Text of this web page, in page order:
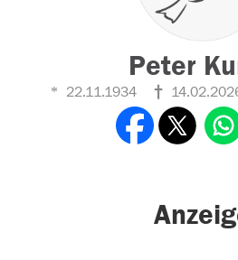
Peter
22.11.1934